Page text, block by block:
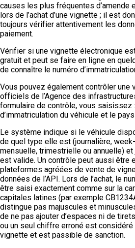
causes les plus fréquentes d’amende
lors de l’achat d’une vignette ; il est
toujours vérifier attentivement les
paiement.
Vérifier si une vignette électronique
gratuit et peut se faire en ligne en
de connaître le numéro
Vous pouvez également contrôler une
officiels de l’Agence des
formulaire de contrôle, vous saisissez
d’immatriculation du véhicule et le
Le système indique si le véhicule
de quel type elle est (journalière,
mensuelle, trimestrielle ou annuelle) et
est valide. Un contrôle peut aussi être
plateformes agréées de vente de
données de l’API. Lors de l’achat, le
être saisi exactement comme sur la
capitales latines (par exemple
distingue pas majuscules et
de ne pas ajouter d’espaces ni de
ou un seul chiffre erroné est
vignette et est passible de sanction.